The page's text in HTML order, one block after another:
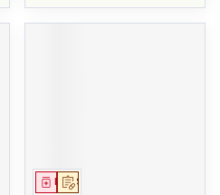
Sur prescription
Médicament